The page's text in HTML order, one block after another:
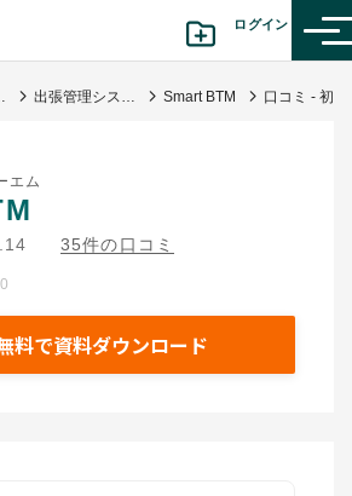
ログイン
ド 情報掲載をご希望の方へ
理を実現するツール 出張管理システム(BTM) Smart BTM
エム
35件の口コミ
料で資料ダウンロード